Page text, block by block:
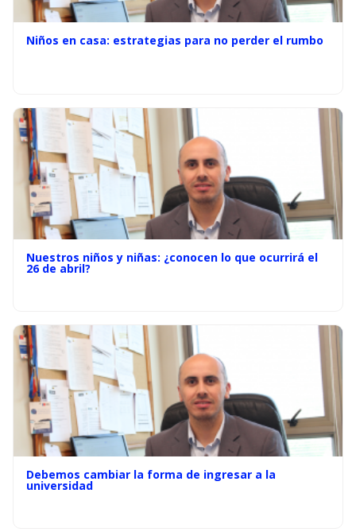
Niños en casa: estrategias para no perder el rumbo
Nuestros niños y niñas: ¿conocen lo que ocurrirá el
26 de abril?
Debemos cambiar la forma de ingresar a la
universidad